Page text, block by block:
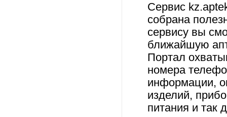
Сервис
собрана
сервису вы
ближайшую
Портал
номера
информации,
изделий,
питания и так